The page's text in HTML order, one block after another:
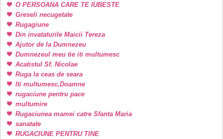
O PERSOANA CARE TE IUBESTE
Greseli necugetate
Rugagiune
Din invataturile Maicii Tereza
Ajutor de la Dumnezeu
Dumnezeul meu tie iti multumesc
Acatistul Sf. Nicolae
Ruga la ceas de seara
Iti multumesc,Doamne
rugaciune pentru pace
multumire
Rugaciunea mamei catre Sfanta Maria
sanatate
RUGACIUNE PENTRU TINE